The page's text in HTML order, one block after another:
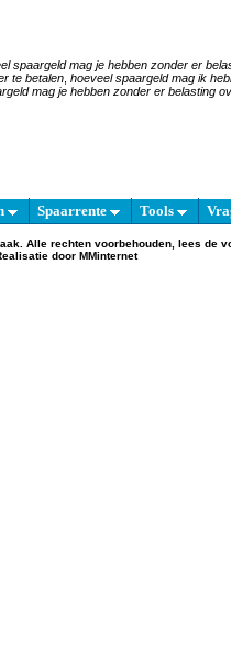
spaargeld mag je hebben zonder er
te betalen hoeveel spaargeld mag ik
mag je hebben zonder er belasting
Spaarrente Tools
Alle rechten voorbehouden, lees de
door MMinternet